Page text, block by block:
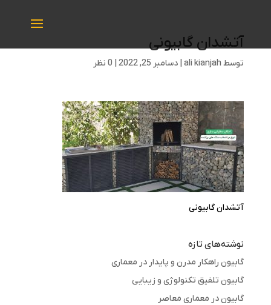
آتشدان گابیونی
توسط ali kianjah
| دسامبر 25, 2022 | 0 نظر
آتشدان گابیونی
نوشته‌های تازه
گابیون راهکار مدرن و پایدار در معماری
گابیون تلفیق تکنولوژی و زیبایی
گابیون در معماری معاصر